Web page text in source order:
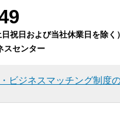
祝日および当社休業日を除く）
スセンター
ビジネスマッチング制度